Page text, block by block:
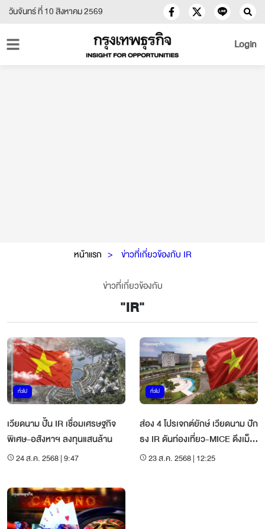
วันจันทร์ ที่ 10 สิงหาคม 2569
Login
หน้าแรก ข่าวที่เกี่ยวข้องกับ IR
ข่าวที่เกี่ยวข้องกับ
"IR"
ทั่วไป
เวียดนาม ปั้น IR เชื่อมเศรษฐกิจ
พิเศษ-อสังหาฯ ลงทุนแสนล้าน
24 ส.ค. 2568 | 9:47
ทั่วไป
ส่อง 4 โปรเจกต์ยักษ์ เวียดนาม ปัก
ธง IR ดันท่องเที่ยว-MICE ดึงเม็ด
เงินโลก
23 ส.ค. 2568 | 12:25